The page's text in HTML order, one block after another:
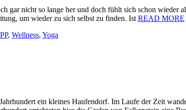
nicht so lange her und doch fühlt sich schon wieder
um wieder zu sich selbst zu finden. Ist READ MORE
, Wellness, Yoga
ein kleines Haufendorf. Im Laufe der Zeit